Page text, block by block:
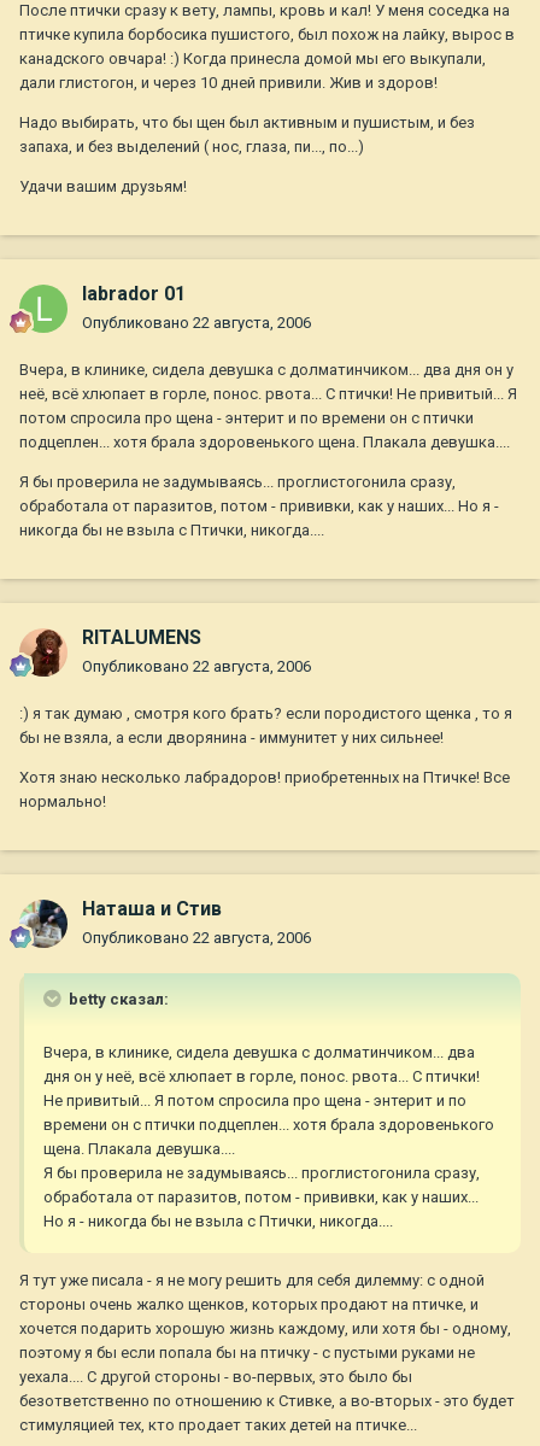
После птички сразу к вету, лампы, кровь и кал! У меня соседка на
птичке купила борбосика пушистого, был похож на лайку, вырос в
канадского овчара! :) Когда принесла домой мы его выкупали,
дали глистогон, и через 10 дней привили. Жив и здоров!
Надо выбирать, что бы щен был активным и пушистым, и без
запаха, и без выделений ( нос, глаза, пи..., по...)
Удачи вашим друзьям!
labrador 01
Опубликовано 22 августа, 2006
Вчера, в клинике, сидела девушка с долматинчиком... два дня он у
неё, всё хлюпает в горле, понос. рвота... С птички! Не привитый... Я
потом спросила про щена - энтерит и по времени он с птички
подцеплен... хотя брала здоровенького щена. Плакала девушка....
Я бы проверила не задумываясь... проглистогонила сразу,
обработала от паразитов, потом - прививки, как у наших... Но я -
никогда бы не взыла с Птички, никогда....
RITALUMENS
Опубликовано 22 августа, 2006
:) я так думаю , смотря кого брать? если породистого щенка , то я
бы не взяла, а если дворянина - иммунитет у них сильнее!
Хотя знаю несколько лабрадоров! приобретенных на Птичке! Все
нормально!
Наташа и Стив
Опубликовано 22 августа, 2006
betty сказал:
Вчера, в клинике, сидела девушка с долматинчиком... два
дня он у неё, всё хлюпает в горле, понос. рвота... С птички!
Не привитый... Я потом спросила про щена - энтерит и по
времени он с птички подцеплен... хотя брала здоровенького
щена. Плакала девушка....
Я бы проверила не задумываясь... проглистогонила сразу,
обработала от паразитов, потом - прививки, как у наших...
Но я - никогда бы не взыла с Птички, никогда....
Я тут уже писала - я не могу решить для себя дилемму: с одной
стороны очень жалко щенков, которых продают на птичке, и
хочется подарить хорошую жизнь каждому, или хотя бы - одному,
поэтому я бы если попала бы на птичку - с пустыми руками не
уехала.... С другой стороны - во-первых, это было бы
безответственно по отношению к Стивке, а во-вторых - это будет
стимуляцией тех, кто продает таких детей на птичке...